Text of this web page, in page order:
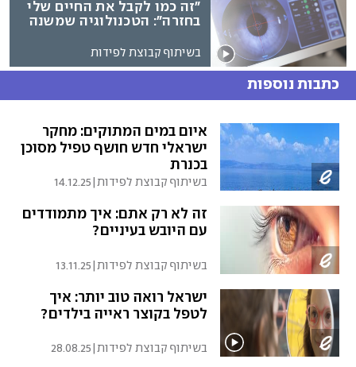
"זה כמו לקבל את החיים שלי
בחזרה": הטכנולוגיה שמשנה
בשיתוף קבוצת לפידות
כתבות נוספות
איום במים המתוקים: מחקר
ישראלי חדש חושף טפיל מסוכן
בכנרת
בשיתוף קבוצת לפידות|
14.12.25
זה לא רק אתם: איך מתמודדים
עם היובש בעיניים?
בשיתוף קבוצת לפידות 13.11.25
ישראל רואה טוב יותר: איך
לטפל בקוצר ראייה בילדים?
בשיתוף קבוצת לפידות|
28.08.25